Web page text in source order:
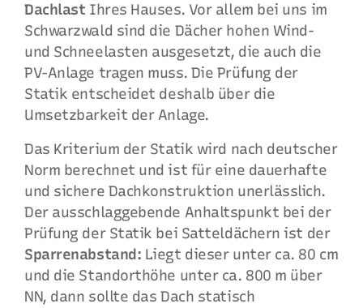
Dachlast Ihres Hauses. Vor allem bei uns im
Schwarzwald sind die Dächer hohen Wind-
und Schneelasten ausgesetzt, die auch die
PV-Anlage tragen muss. Die Prüfung der
Statik entscheidet deshalb über die
Umsetzbarkeit der Anlage.
Das Kriterium der Statik wird nach deutscher
Norm berechnet und ist für eine dauerhafte
und sichere Dachkonstruktion unerlässlich.
Der ausschlaggebende Anhaltspunkt bei der
Prüfung der Statik bei Satteldächern ist der
Sparrenabstand: Liegt dieser unter ca. 80 cm
und die Standorthöhe unter ca. 800 m über
NN, dann sollte das Dach statisch